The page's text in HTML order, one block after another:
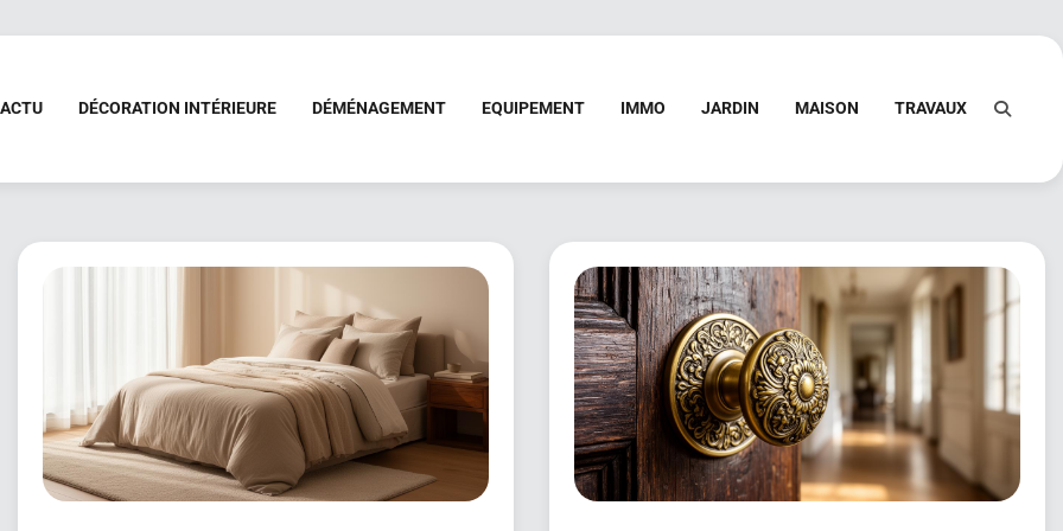
ACTU DÉCORATION INTÉRIEURE DÉMÉNAGEMENT EQUIPEMENT IMMO JARDIN MAISON TRAVAUX